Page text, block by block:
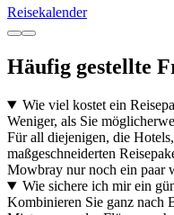
Reisekalender
Häufig gestellte
Wie viel kostet ein
Weniger, als Sie
Für all diejenigen, die
maßgeschneiderten
Mowbray nur noch ein paar
Wie sichere ich mir ein
Kombinieren Sie ganz nach